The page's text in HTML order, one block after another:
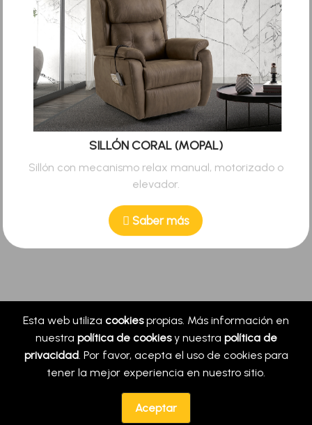
Esta web utiliza cookiespropias. Más información en
nuestra política de cookiesy nuestra política de
privacidad. Por favor, acepta el uso de cookies para
tener la mejor experiencia en nuestro sitio.
Aceptar
SILLÓN CORAL (MOPAL)
Sillón con mecanismo relax manual, motorizado o
elevador.
Saber más
© Copyright. Todos los derechos reservados ·
Política de privacidad